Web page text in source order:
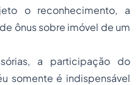
o reconhecimento, a
ônus sobre imóvel de um
a participação do
somente é indispensável